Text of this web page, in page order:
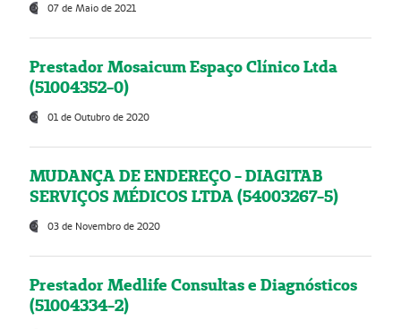
07 de Maio de 2021
Prestador Mosaicum Espaço Clínico Ltda
(51004352-0)
01 de Outubro de 2020
MUDANÇA DE ENDEREÇO - DIAGITAB
SERVIÇOS MÉDICOS LTDA (54003267-5)
03 de Novembro de 2020
Prestador Medlife Consultas e Diagnósticos
(51004334-2)